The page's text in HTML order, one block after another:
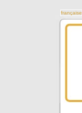
française